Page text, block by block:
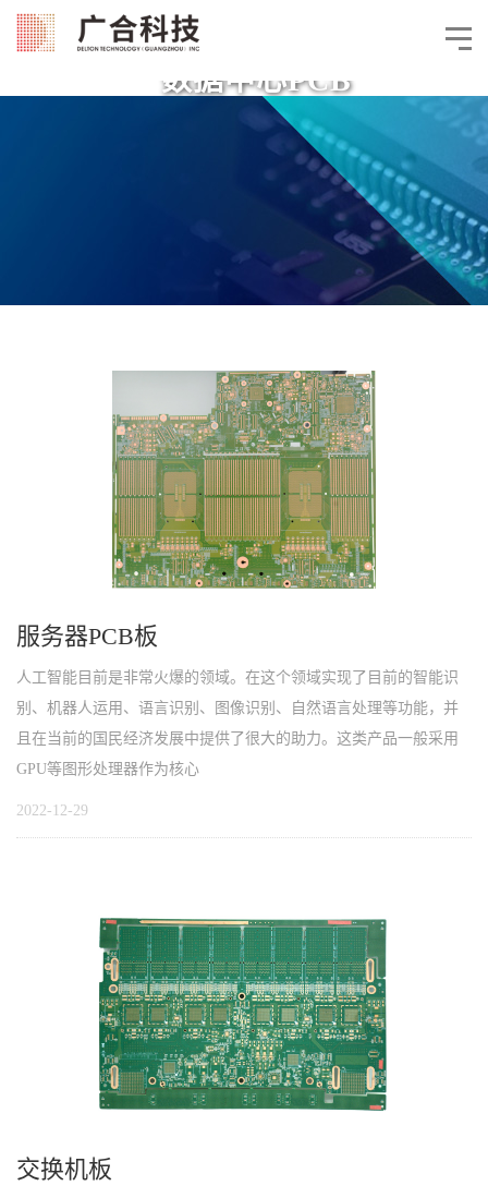
数据中心PCB
服务器PCB板
人工智能目前是非常火爆的领域。在这个领域实现了目前的智能识
别、机器人运用、语言识别、图像识别、自然语言处理等功能，并
且在当前的国民经济发展中提供了很大的助力。这类产品一般采用
GPU等图形处理器作为核心
2022-12-29
交换机板